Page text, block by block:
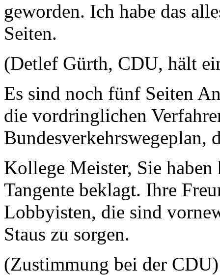
geworden. Ich habe das
Seiten.
(Detlef Gürth, CDU, hält
Es sind noch fünf Seiten
die vordringlichen
Kollege Meister, Sie
Tangente beklagt. Ihre
Lobbyisten, die sind
Staus zu sorgen.
(Zustimmung bei der CDU)